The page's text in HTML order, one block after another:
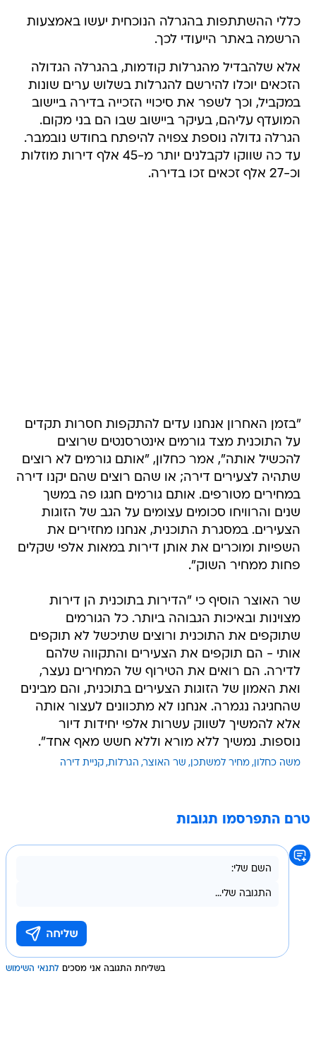
כללי ההשתתפות בהגרלה הנוכחית יעשו באמצעות
הרשמה באתר הייעודי לכך.
אלא שלהבדיל מהגרלות קודמות, בהגרלה הגדולה
הזכאים יוכלו להירשם להגרלות בשלוש ערים שונות
במקביל, וכך לשפר את סיכויי הזכייה בדירה ביישוב
המועדף עליהם, בעיקר ביישוב שבו הם בני מקום.
הגרלה גדולה נוספת צפויה להיפתח בחודש נובמבר.
עד כה שווקו לקבלנים יותר מ-45 אלף דירות מוזלות
וכ-27 אלף זכאים זכו בדירה.
"בזמן האחרון אנחנו עדים להתקפות חסרות תקדים
על התוכנית מצד גורמים אינטרסנטים שרוצים
להכשיל אותה", אמר כחלון, "אותם גורמים לא רוצים
שתהיה לצעירים דירה; או שהם רוצים שהם יקנו דירה
במחירים מטורפים. אותם גורמים חגגו פה במשך
שנים והרוויחו סכומים עצומים על הגב של הזוגות
הצעירים. במסגרת התוכנית, אנחנו מחזירים את
השפיות ומוכרים את אותן דירות במאות אלפי שקלים
פחות ממחיר השוק".
שר האוצר הוסיף כי "הדירות בתוכנית הן דירות
מצוינות ובאיכות הגבוהה ביותר. כל הגורמים
שתוקפים את התוכנית ורוצים שתיכשל לא תוקפים
אותי - הם תוקפים את הצעירים והתקווה שלהם
לדירה. הם רואים את הטירוף של המחירים נעצר,
ואת האמון של הזוגות הצעירים בתוכנית, והם מבינים
שהחגיגה נגמרה. אנחנו לא מתכוונים לעצור אותה
אלא להמשיך לשווק עשרות אלפי יחידות דיור
נוספות. נמשיך ללא מורא וללא חשש מאף אחד".
משה כחלון מחיר למשתכן שר האוצר הגרלות קניית דירה
טרם התפרסמו תגובות
בשליחת התגובה אני מסכים לתנאי השימוש